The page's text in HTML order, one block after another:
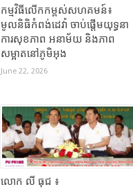
កម្មវិធីលើកកម្ពស់សហគមន៍៖
មូលនិធិកំពង់ដេវ៉ា ចាប់ផ្តើមយុទ្ធនា
ការសុខភាព អនាម័យ និងភាព
សម្អាតនៅភូមិអុង
June 22, 2026
លោក លី ធុជ ៖